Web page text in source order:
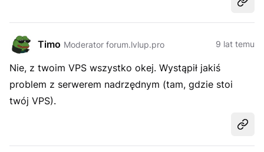
Timo Moderator forum.lvlup.pro 9 lat temu
Nie, z twoim VPS wszystko okej. Wystąpił jakiś
problem z serwerem nadrzędnym (tam, gdzie stoi
twój VPS).